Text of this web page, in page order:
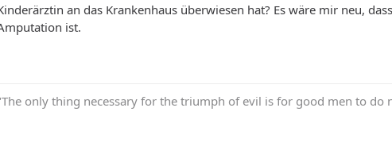
an das Krankenhaus überwiesen hat? Es wäre mir neu,
ist.
only thing necessary for the triumph of evil is for good men to do